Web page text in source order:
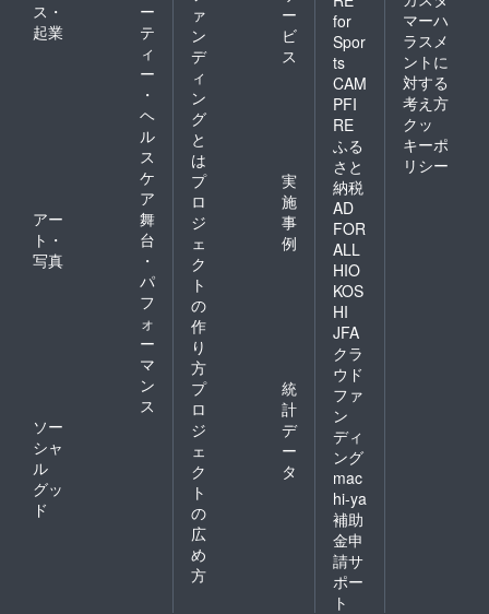
ス・
起業
ー
テ
ィ
ー
・
ヘ
ル
ス
ケ
ア
アー
ト・
写真
舞
台
・
パ
フ
ォ
ー
マ
ン
ス
ソー
シャ
ル
グッ
ド
ァ
ン
デ
ィ
ン
グ
と
は
ー
ビ
ス
プ
ロ
ジ
ェ
ク
ト
の
作
り
方
実
施
事
例
プ
ロ
ジ
ェ
ク
ト
の
広
め
方
統
計
デ
ー
タ
for
Spor
ts
CAM
PFI
RE
ふる
さと
納税
AD
FOR
ALL
HIO
KOS
HI
JFA
クラ
ウド
ファ
ン
ディ
ング
mac
hi-ya
補助
金申
請サ
ポー
ト
マーハ
ラスメ
ントに
対する
考え方
クッ
キーポ
リシー